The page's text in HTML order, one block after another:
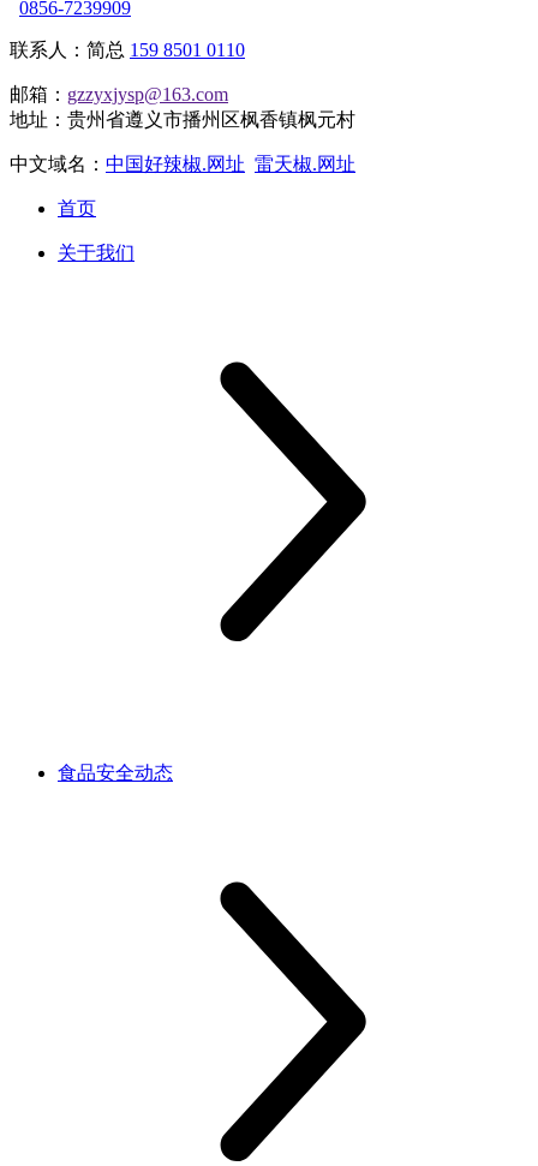
0856-7239909
联系人：简总 159 8501 0110
邮箱： gzzyxjysp@163.com
地址：贵州省遵义市播州区枫香镇枫元村
中文域名： 中国好辣椒.网址 雷天椒.网址
首页
关于我们
食品安全动态